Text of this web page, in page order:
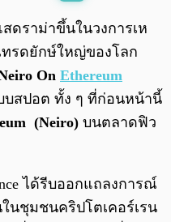
0:00
ดราม่าขึ้นในวงการเห
ทรดยักษ์ใหญ่ของโลก
On Ethereum
บสปอต ทั้ง ๆ ที่ก่อนหน้านี้
(Neiro) บนตลาดฟิว
ได้รีบออกแถลงการณ์
นชุมชนคริปโตเคอร์เรน